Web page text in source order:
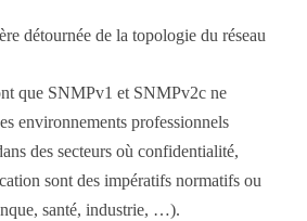
détournée de la topologie du réseau
que SNMPv1 et SNMPv2c ne
environnements professionnels
des secteurs où confidentialité,
sont des impératifs normatifs ou
santé, industrie, …).